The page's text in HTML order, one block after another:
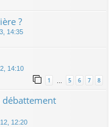
?
14:35
14:10
1 … 5 6 7 8
débattement
12:20